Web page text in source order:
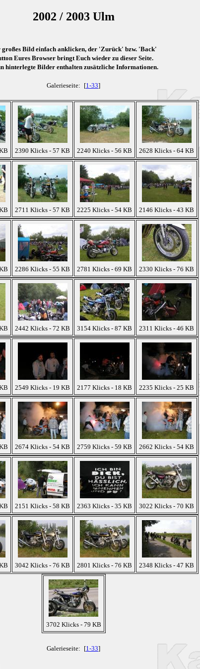
2002 / 2003 Ulm
großes Bild einfach anklicken, der 'Zurück' bzw. 'Back'
Eures Browser bringt Euch wieder zu dieser Seite.
hinterlegte Bilder enthalten zusätzliche Informationen.
Galerieseite: [1-33]
2390 Klicks - 57 KB 2240 Klicks - 56 KB 2628 Klicks - 64 KB
2711 Klicks - 57 KB 2225 Klicks - 54 KB 2146 Klicks - 43 KB
2286 Klicks - 55 KB 2781 Klicks - 69 KB 2330 Klicks - 76 KB
2442 Klicks - 72 KB 3154 Klicks - 87 KB 2311 Klicks - 46 KB
2549 Klicks - 19 KB 2177 Klicks - 18 KB 2235 Klicks - 25 KB
2674 Klicks - 54 KB 2759 Klicks - 59 KB 2662 Klicks - 54 KB
2151 Klicks - 58 KB 2363 Klicks - 35 KB 3022 Klicks - 70 KB
3042 Klicks - 76 KB 2801 Klicks - 76 KB 2348 Klicks - 47 KB
3702 Klicks - 79 KB
Galerieseite: [1-33]